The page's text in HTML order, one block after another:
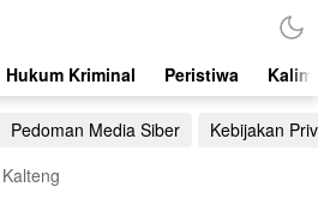
Hukum Kriminal Peristiwa
Pedoman Media Siber
Kebijakan